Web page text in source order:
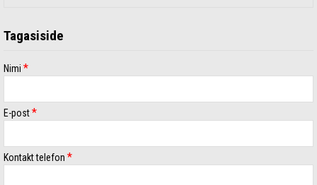
Tagasiside
Nimi *
E-post*
Kontakt telefon *